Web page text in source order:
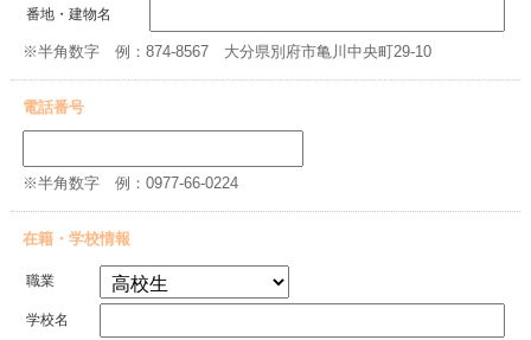
番地・建物名
※半角数字 例：874-8567 大分県別府市亀川中央町29-10
電話番号
※半角数字 例：0977-66-0224
在籍・学校情報
職業
学校名